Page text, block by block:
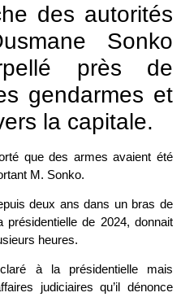
des autorités
Sonko
près de
gendarmes et
la capitale.
que des armes avaient été
M. Sonko.
deux ans dans un bras de
de 2024, donnait
heures.
à la présidentielle mais
judiciaires qu’il dénonce